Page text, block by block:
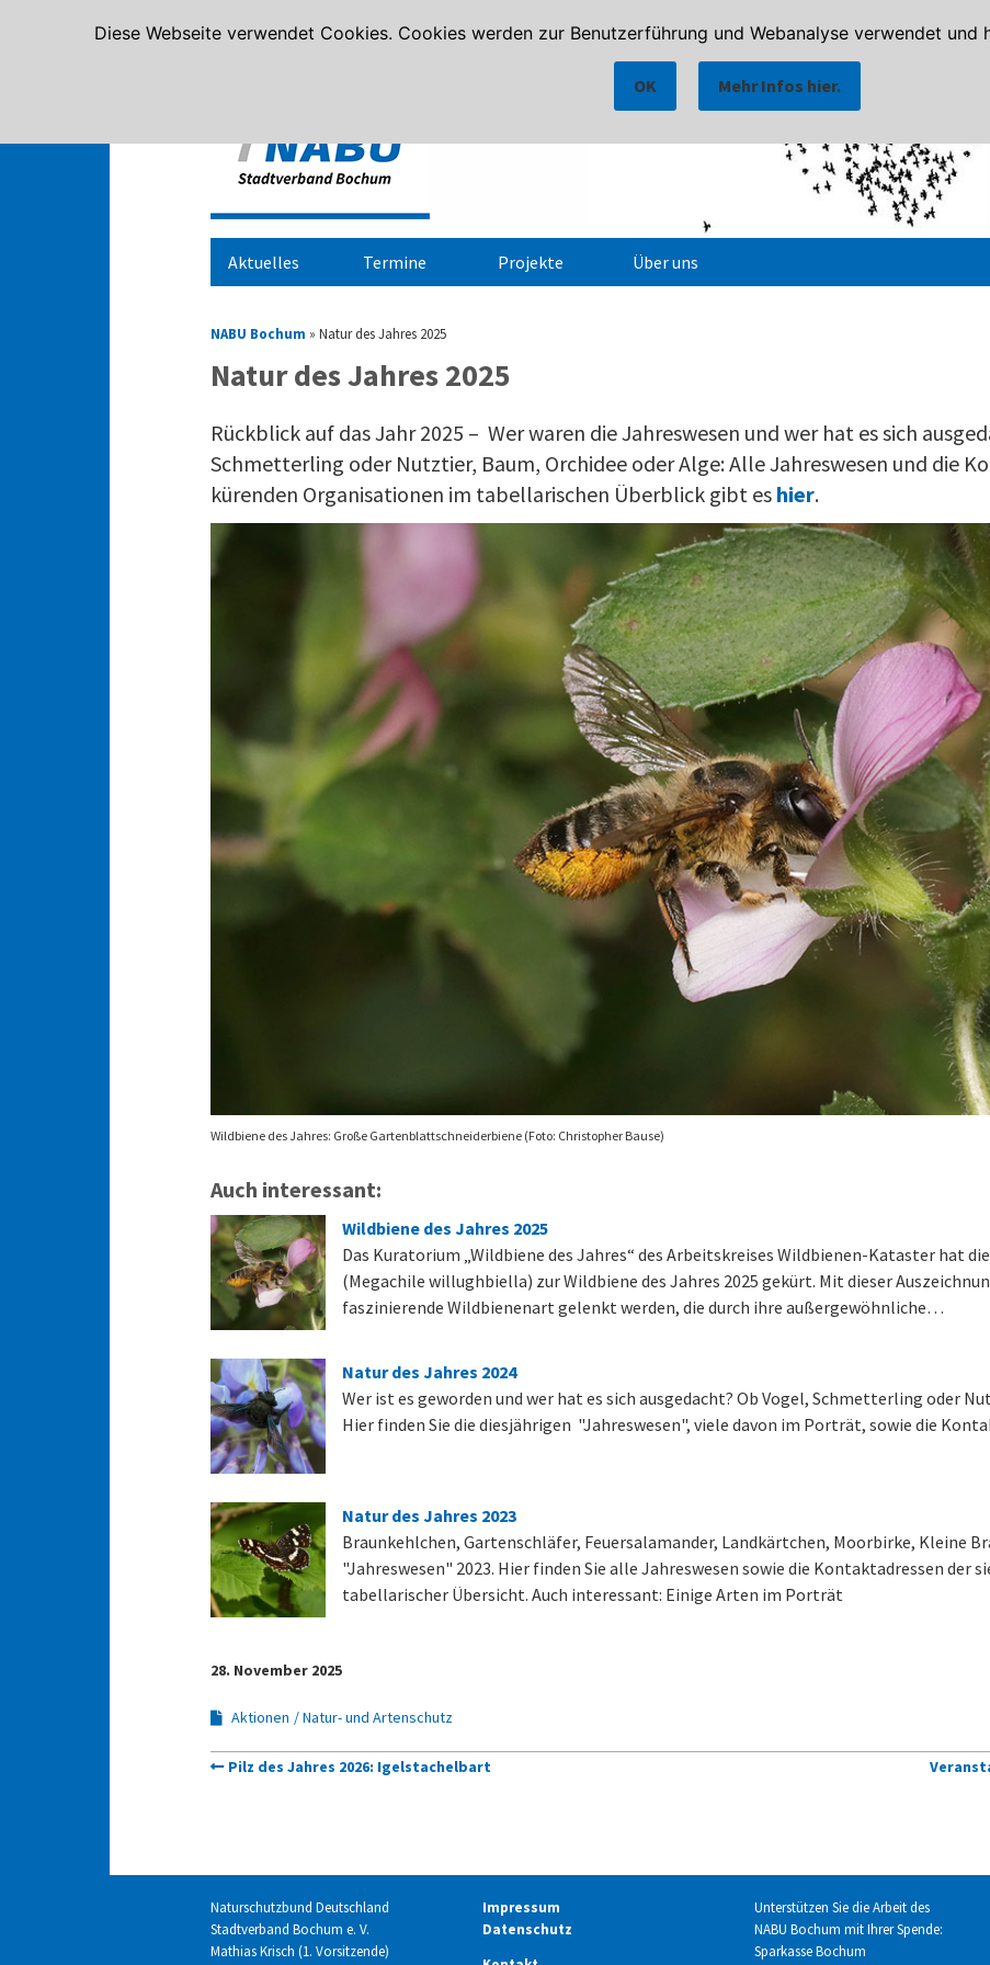
Aktuelles Termine Projekte Über uns
NABU Bochum » Natur des Jahres 2025
Natur des Jahres 2025
Rückblick auf das Jahr 2025 – Wer waren die Jahreswesen und wer hat es sich
Schmetterling oder Nutztier, Baum, Orchidee oder Alge: Alle Jahreswesen und die
kürenden Organisationen im tabellarischen Überblick gibt es hier.
Wildbiene des Jahres: Große Gartenblattschneiderbiene (Foto: Christopher Bause)
Auch interessant:
Wildbiene des Jahres 2025
Das Kuratorium „Wildbiene des Jahres“ des Arbeitskreises Wildbienen-Kataster hat
(Megachile willughbiella) zur Wildbiene des Jahres 2025 gekürt. Mit dieser
faszinierende Wildbienenart gelenkt werden, die durch ihre außergewöhnliche…
Natur des Jahres 2024
Wer ist es geworden und wer hat es sich ausgedacht? Ob Vogel, Schmetterling oder
Hier finden Sie die diesjährigen "Jahreswesen", viele davon im Porträt, sowie die
Natur des Jahres 2023
Braunkehlchen, Gartenschläfer, Feuersalamander, Landkärtchen, Moorbirke, Kleine
"Jahreswesen" 2023. Hier finden Sie alle Jahreswesen sowie die Kontaktadressen der
tabellarischer Übersicht. Auch interessant: Einige Arten im Porträt
28. November 2025
Aktionen Natur- und Artenschutz
Pilz des Jahres 2026: Igelstachelbart
Naturschutzbund Deutschland
Stadtverband Bochum e. V.
Mathias Krisch (1. Vorsitzende)
Impressum
Datenschutz
Unterstützen Sie die Arbeit des
NABU Bochum mit Ihrer Spende:
Sparkasse Bochum
Diese Webseite verwendet Cookies. Cookies werden zur Benutzerführung und Webanalyse verwendet und
OK Mehr Infos hier.